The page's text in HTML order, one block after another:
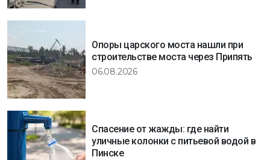
Опоры царского моста нашли при
строительстве моста через Припять
06.08.2026
Спасение от жажды: где найти
уличные колонки с питьевой водой в
Пинске